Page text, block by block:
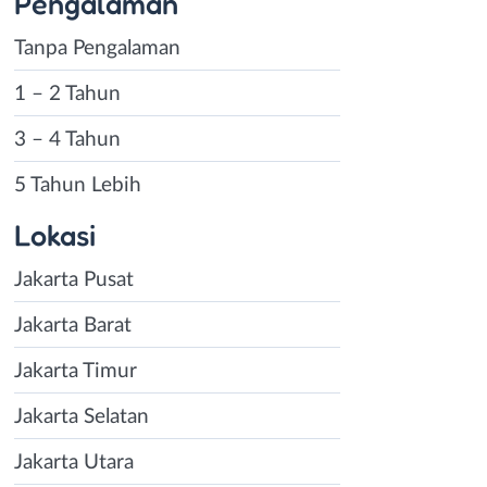
Tanpa Pengalaman
1 – 2 Tahun
3 – 4 Tahun
5 Tahun Lebih
Lokasi
Jakarta Pusat
Jakarta Barat
Jakarta Timur
Jakarta Selatan
Jakarta Utara